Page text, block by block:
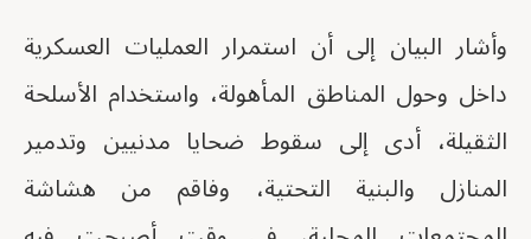
وأشار البيان إلى أن استمرار العمليات العسكرية
داخل وحول المناطق المأهولة، واستخدام الأسلحة
الثقيلة، أدى إلى سقوط ضحايا مدنيين وتدمير
المنازل والبنية التحتية، وفاقم من هشاشة